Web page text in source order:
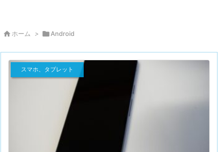
 ホーム > Android
スマホ、タブレット